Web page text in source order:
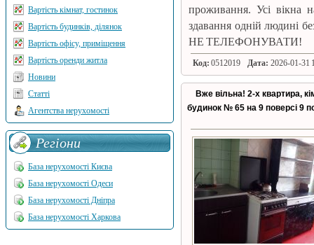
проживання. Усі вікна
здавання одній людині
НЕ ТЕЛЕФОНУВАТИ!
Код: 0512019 Дата: 2026-01-31
Вже вільна! 2-х квартира,
будинок № 65 на 9 поверсі 9
Вартість кімнат, гостинок
Вартість будинків, ділянок
Вартість офісу, приміщення
Вартість оренди житла
Новини
Статті
Агентства нерухомості
Регіони
База нерухомості Києва
База нерухомості Одеси
База нерухомості Дніпра
База нерухомості Харкова